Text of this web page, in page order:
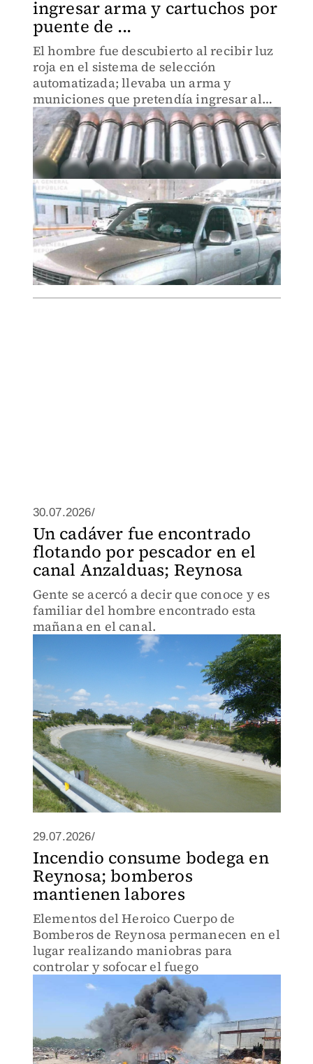
ingresar arma y cartuchos por
puente de ...
El hombre fue descubierto al recibir luz
roja en el sistema de selección
automatizada; llevaba un arma y
municiones que pretendía ingresar al
país.
30.07.2026/
Un cadáver fue encontrado
flotando por pescador en el
canal Anzalduas; Reynosa
Gente se acercó a decir que conoce y es
familiar del hombre encontrado esta
mañana en el canal.
29.07.2026/
Incendio consume bodega en
Reynosa; bomberos
mantienen labores
Elementos del Heroico Cuerpo de
Bomberos de Reynosa permanecen en el
lugar realizando maniobras para
controlar y sofocar el fuego